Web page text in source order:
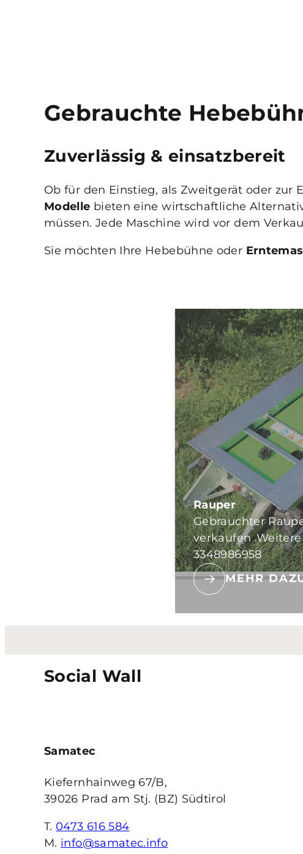
Gebrauchte
Zuverlässig & einsatzbereit
Ob für den Einstieg, als Zweitgerät oder zur
Modelle bieten eine wirtschaftliche
müssen. Jede Maschine wird vor dem
Sie möchten Ihre Hebebühne oder
Rauper
Gebrauchter
verkaufen
3348986958
MEHR
Social Wall
Samatec
Kiefernhainweg 67/B,
39026 Prad am Stj. (BZ) Südtirol
T. 0473 616 584
M. info@samatec.info